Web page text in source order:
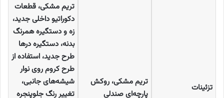
تزئینات
تریم مشکی، روکش
پارچه‌ای صندلی
تریم مشکی، قطعات
دکوراتیو داخلی جدید،
زه و دستگیره همرنگ
بدنه، دستگیره‌ درها
طرح جدید، استفاده از
طرح کروم روی نوار
شیشه‌های جانبی،
تغییر رنگ جلوپنجره